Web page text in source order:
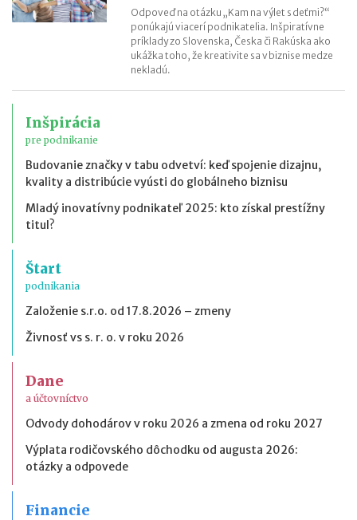
Odpoveď na otázku „Kam na výlet s deťmi?“
ponúkajú viacerí podnikatelia. Inšpiratívne
príklady zo Slovenska, Česka či Rakúska ako
ukážka toho, že kreativite sa v biznise medze
nekladú.
Inšpirácia
pre podnikanie
Budovanie značky v tabu odvetví: keď spojenie dizajnu,
kvality a distribúcie vyústi do globálneho biznisu
Mladý inovatívny podnikateľ 2025: kto získal prestížny
titul?
Štart
podnikania
Založenie s.r.o. od 17.8.2026 – zmeny
Živnosť vs s. r. o. v roku 2026
Dane
a účtovníctvo
Odvody dohodárov v roku 2026 a zmena od roku 2027
Výplata rodičovského dôchodku od augusta 2026:
otázky a odpovede
Financie